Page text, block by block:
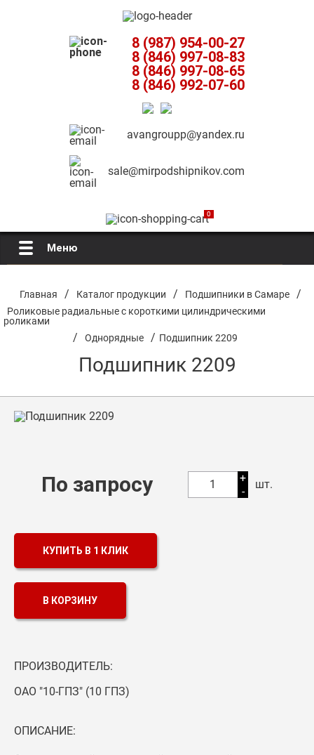
8 (987) 954-00-27
8 (846) 997-08-83
8 (846) 997-08-65
8 (846) 992-07-60
avangroupp@yandex.ru
sale@mirpodshipnikov.com
0
Меню
О компании
Оптовикам
Каталог продукции
Подшипники в Самаре
Смазка
Контакты
Главная / Каталог продукции / Подшипники в Самаре /
Роликовые радиальные с короткими цилиндрическими
роликами
/ Однорядные / Подшипник 2209
Подшипник 2209
По запросу 1
+
-
шт.
КУПИТЬ В 1 КЛИК
В КОРЗИНУ
ПРОИЗВОДИТЕЛЬ:
ОАО "10-ГПЗ" (10 ГПЗ)
ОПИСАНИЕ: